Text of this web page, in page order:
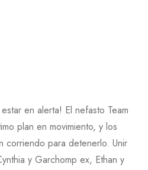
en alerta! El nefasto Team
plan en movimiento, y los
corriendo para detenerlo. Unir
y Garchomp ex, Ethan y